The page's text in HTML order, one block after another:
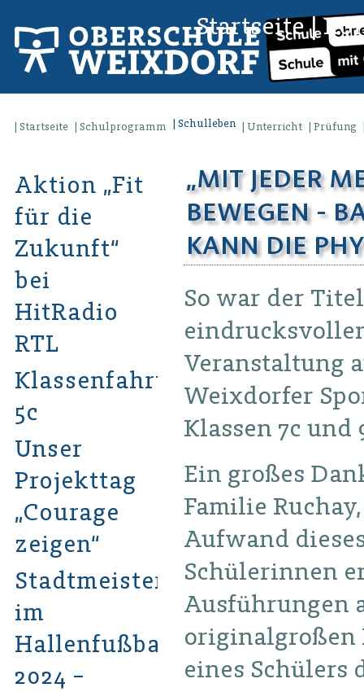
Startseite|
Startseite Schulprogramm Schulleben Unterricht Prüfung
„MIT JEDER
EWEGEN -
ANN DIE
So war der
Veranstaltung
Weixdorfer
Klassen 7c und
Ein großes
Familie
Aufwand
Schülerinnen
Ausführungen
originalgroßen
eines Schülers
Aktion „Fit
für die
Zukunft“
bei
HitRadio
RTL
Klassenfahrt
5c
Unser
Projekttag
„Courage
zeigen“
Stadtmeister
im
Hallenfußball
2024 –